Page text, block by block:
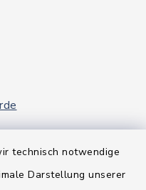
technisch notwendige
Darstellung unserer